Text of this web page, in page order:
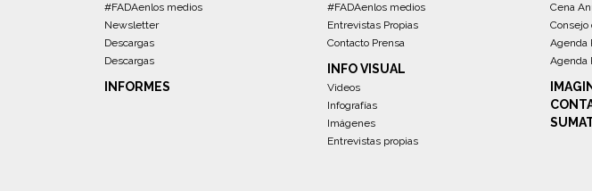
#FADAenlos medios
Newsletter
Descargas
Descargas
INFORMES
#FADAenlos medios
Entrevistas Propias
Contacto Prensa
INFO VISUAL
Videos
Infografías
Imágenes
Entrevistas propias
Cena
Agenda
Agenda